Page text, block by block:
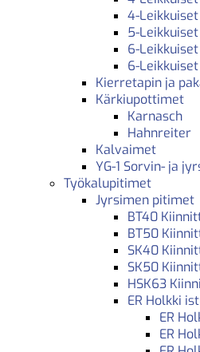
4-
5-
6-
6-
Kierretapin ja
Kärkiupottimet
Karnasch
Hahnreiter
Kalvaimet
YG-1 Sorvin- ja
Työkalupitimet
Jyrsimen pitimet
BT40
BT50
SK40
SK50
HSK63
ER Holkki
ER
ER